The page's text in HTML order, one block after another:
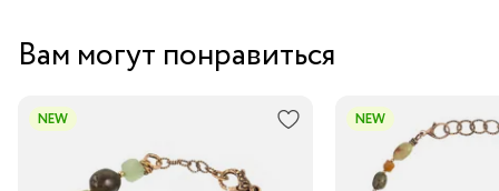
Курьером за 1-2 дня
В пункт выдачи заказов Boxberry
Транспортной компанией по России
Вам могут понравиться
NEW NEW